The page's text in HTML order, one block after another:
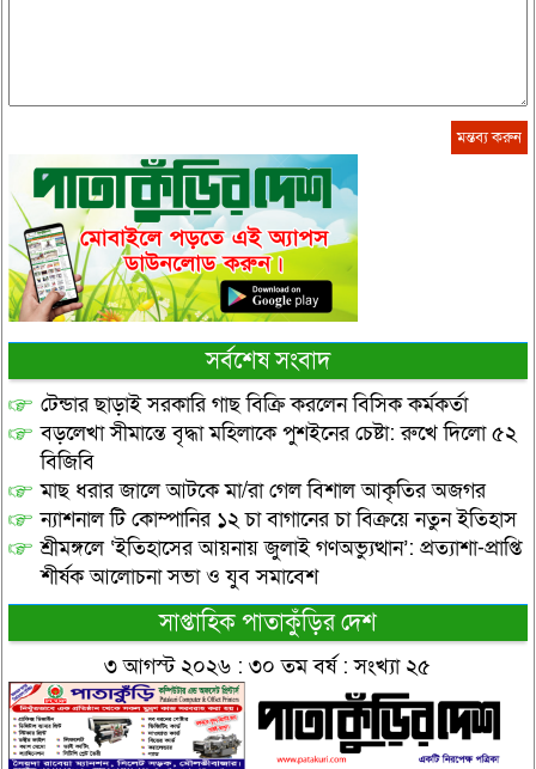
সর্বশেষ সংবাদ
টেন্ডার ছাড়াই সরকারি গাছ বিক্রি করলেন বিসিক কর্মকর্তা
বড়লেখা সীমান্তে বৃদ্ধা মহিলাকে পুশইনের চেষ্টা: রুখে দিলো ৫২
বিজিবি
মাছ ধরার জালে আটকে মা/রা গেল বিশাল আকৃতির অজগর
ন্যাশনাল টি কোম্পানির ১২ চা বাগানের চা বিক্রয়ে নতুন ইতিহাস
শ্রীমঙ্গলে ‘ইতিহাসের আয়নায় জুলাই গণঅভ্যুত্থান’: প্রত্যাশা-প্রাপ্তি
শীর্ষক আলোচনা সভা ও যুব সমাবেশ
সাপ্তাহিক পাতাকুঁড়ির দেশ
৩ আগস্ট ২০২৬ : ৩০ তম বর্ষ : সংখ্যা ২৫